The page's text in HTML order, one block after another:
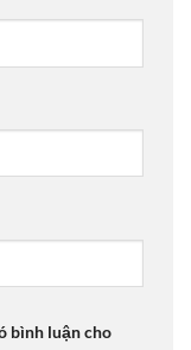
bình luận cho